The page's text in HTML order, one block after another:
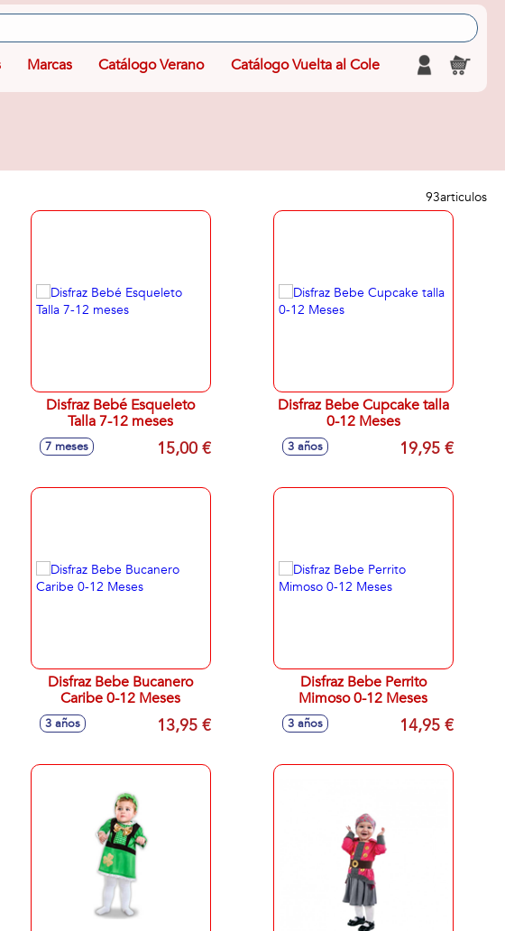
Marcas Catálogo Verano Catálogo Vuelta al Cole
93articulos
Disfraz Bebé Esqueleto
Talla 7-12 meses
7 meses 15,00 €
Disfraz Bebe Cupcake talla
0-12 Meses
3 años 19,95 €
Disfraz Bebe Bucanero
Caribe 0-12 Meses
3 años 13,95 €
Disfraz Bebe Perrito
Mimoso 0-12 Meses
3 años 14,95 €